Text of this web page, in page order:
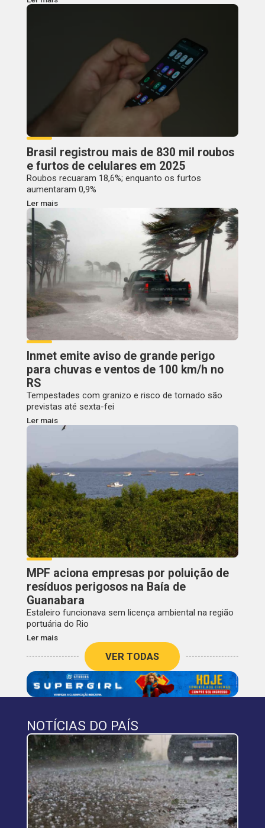
Brasil registrou mais de 830 mil roubos
e furtos de celulares em 2025
Roubos recuaram 18,6%; enquanto os furtos
aumentaram 0,9%
Ler mais
Inmet emite aviso de grande perigo
para chuvas e ventos de 100 km/h no
RS
Tempestades com granizo e risco de tornado são
previstas até sexta-fei
Ler mais
MPF aciona empresas por poluição de
resíduos perigosos na Baía de
Guanabara
Estaleiro funcionava sem licença ambiental na região
portuária do Rio
Ler mais
VER TODAS
NOTÍCIAS DO PAÍS